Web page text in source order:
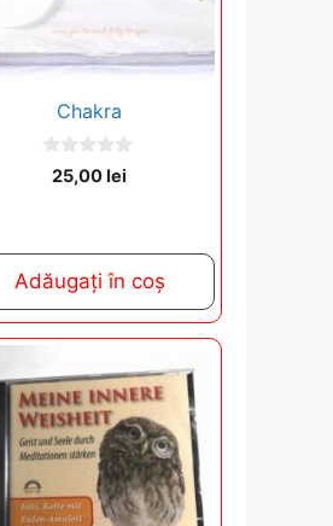
Chakra
f
5
25,00 lei
Adăugați în coș